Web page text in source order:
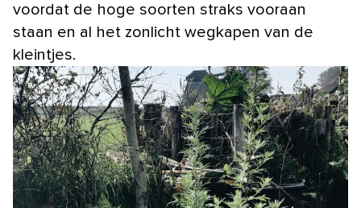
voordat de hoge soorten straks vooraan
staan en al het zonlicht wegkapen van de
kleintjes.